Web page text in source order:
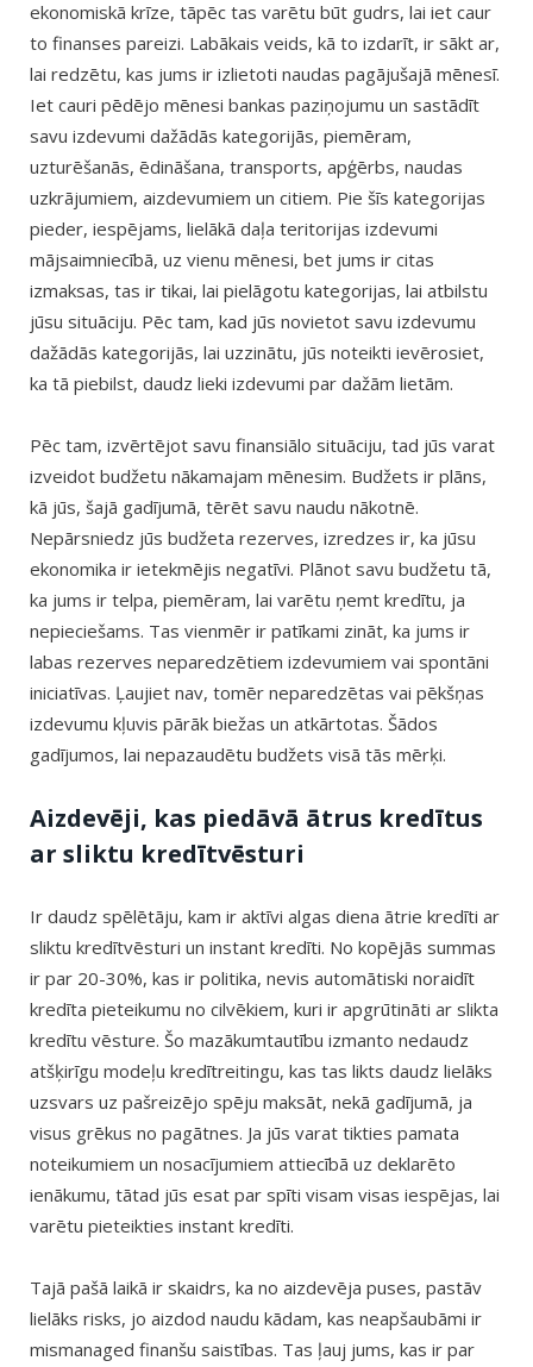
ekonomiskā krīze, tāpēc tas varētu būt gudrs, lai iet caur
to finanses pareizi. Labākais veids, kā to izdarīt, ir sākt ar,
lai redzētu, kas jums ir izlietoti naudas pagājušajā mēnesī.
Iet cauri pēdējo mēnesi bankas paziņojumu un sastādīt
savu izdevumi dažādās kategorijās, piemēram,
uzturēšanās, ēdināšana, transports, apģērbs, naudas
uzkrājumiem, aizdevumiem un citiem. Pie šīs kategorijas
pieder, iespējams, lielākā daļa teritorijas izdevumi
mājsaimniecībā, uz vienu mēnesi, bet jums ir citas
izmaksas, tas ir tikai, lai pielāgotu kategorijas, lai atbilstu
jūsu situāciju. Pēc tam, kad jūs novietot savu izdevumu
dažādās kategorijās, lai uzzinātu, jūs noteikti ievērosiet,
ka tā piebilst, daudz lieki izdevumi par dažām lietām.
Pēc tam, izvērtējot savu finansiālo situāciju, tad jūs varat
izveidot budžetu nākamajam mēnesim. Budžets ir plāns,
kā jūs, šajā gadījumā, tērēt savu naudu nākotnē.
Nepārsniedz jūs budžeta rezerves, izredzes ir, ka jūsu
ekonomika ir ietekmējis negatīvi. Plānot savu budžetu tā,
ka jums ir telpa, piemēram, lai varētu ņemt kredītu, ja
nepieciešams. Tas vienmēr ir patīkami zināt, ka jums ir
labas rezerves neparedzētiem izdevumiem vai spontāni
iniciatīvas. Ļaujiet nav, tomēr neparedzētas vai pēkšņas
izdevumu kļuvis pārāk biežas un atkārtotas. Šādos
gadījumos, lai nepazaudētu budžets visā tās mērķi.
Aizdevēji, kas piedāvā ātrus kredītus
ar sliktu kredītvēsturi
Ir daudz spēlētāju, kam ir aktīvi algas diena ātrie kredīti ar
sliktu kredītvēsturi un instant kredīti. No kopējās summas
ir par 20-30%, kas ir politika, nevis automātiski noraidīt
kredīta pieteikumu no cilvēkiem, kuri ir apgrūtināti ar slikta
kredītu vēsture. Šo mazākumtautību izmanto nedaudz
atšķirīgu modeļu kredītreitingu, kas tas likts daudz lielāks
uzsvars uz pašreizējo spēju maksāt, nekā gadījumā, ja
visus grēkus no pagātnes. Ja jūs varat tikties pamata
noteikumiem un nosacījumiem attiecībā uz deklarēto
ienākumu, tātad jūs esat par spīti visam visas iespējas, lai
varētu pieteikties instant kredīti.
Tajā pašā laikā ir skaidrs, ka no aizdevēja puses, pastāv
lielāks risks, jo aizdod naudu kādam, kas neapšaubāmi ir
mismanaged finanšu saistības. Tas ļauj jums, kas ir par